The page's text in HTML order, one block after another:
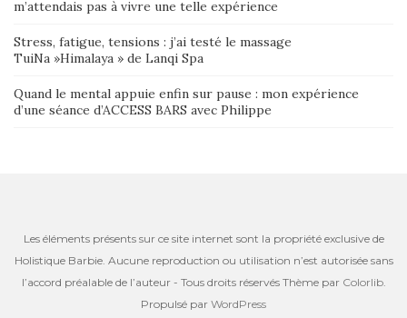
m’attendais pas à vivre une telle expérience
Stress, fatigue, tensions : j’ai testé le massage
TuiNa »Himalaya » de Lanqi Spa
Quand le mental appuie enfin sur pause : mon expérience
d’une séance d’ACCESS BARS avec Philippe
Les éléments présents sur ce site internet sont la propriété exclusive de
Holistique Barbie. Aucune reproduction ou utilisation n’est autorisée sans
l’accord préalable de l’auteur - Tous droits réservés Thème par Colorlib.
Propulsé par WordPress